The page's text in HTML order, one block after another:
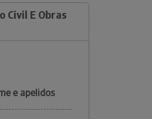
E Obras
e apelidos